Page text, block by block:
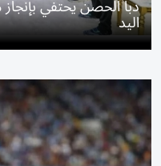
دبا الحصن يحتفي
اليد